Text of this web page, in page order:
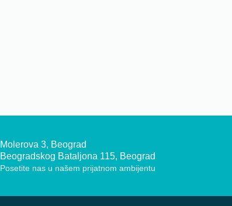
Molerova 3, Beograd
Beogradskog Bataljona 115, Beograd
Posetite nas u našem prijatnom ambijentu